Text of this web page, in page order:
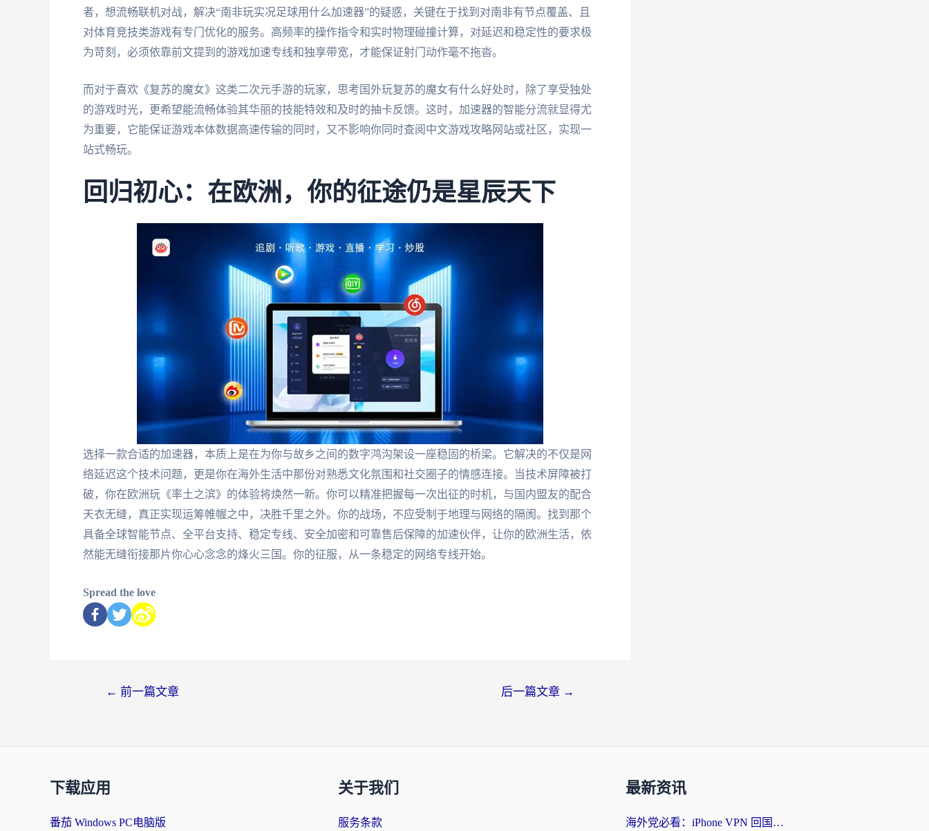
者，想流畅联机对战，解决“南非玩实况足球用什么加速器”的疑惑，关键在于找到对南非有节点覆盖、且
对体育竞技类游戏有专门优化的服务。高频率的操作指令和实时物理碰撞计算，对延迟和稳定性的要求极
为苛刻，必须依靠前文提到的游戏加速专线和独享带宽，才能保证射门动作毫不拖沓。
而对于喜欢《复苏的魔女》这类二次元手游的玩家，思考国外玩复苏的魔女有什么好处时，除了享受独处
的游戏时光，更希望能流畅体验其华丽的技能特效和及时的抽卡反馈。这时，加速器的智能分流就显得尤
为重要，它能保证游戏本体数据高速传输的同时，又不影响你同时查阅中文游戏攻略网站或社区，实现一
站式畅玩。
回归初心：在欧洲，你的征途仍是星辰天下
选择一款合适的加速器，本质上是在为你与故乡之间的数字鸿沟架设一座稳固的桥梁。它解决的不仅是网
络延迟这个技术问题，更是你在海外生活中那份对熟悉文化氛围和社交圈子的情感连接。当技术屏障被打
破，你在欧洲玩《率土之滨》的体验将焕然一新。你可以精准把握每一次出征的时机，与国内盟友的配合
天衣无缝，真正实现运筹帷幄之中，决胜千里之外。你的战场，不应受制于地理与网络的隔阂。找到那个
具备全球智能节点、全平台支持、稳定专线、安全加密和可靠售后保障的加速伙伴，让你的欧洲生活，依
然能无缝衔接那片你心心念念的烽火三国。你的征服，从一条稳定的网络专线开始。
Spread the love
← 前一篇文章 后一篇文章 →
下载应用
番茄 Windows PC电脑版
关于我们
服务条款
最新资讯
海外党必看：iPhone VPN 回国怎么选？一篇搞定无缝访问国内资源